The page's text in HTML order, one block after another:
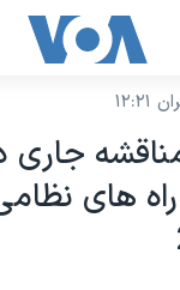
راه های